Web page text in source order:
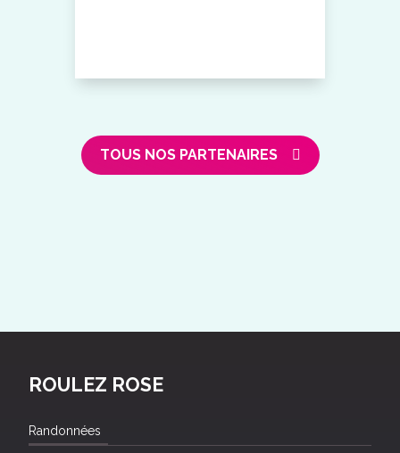
TOUS NOS PARTENAIRES
ROULEZ ROSE
Randonnées